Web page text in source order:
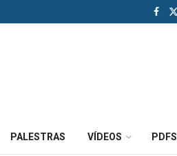
PALESTRAS VÍDEOS PDFS